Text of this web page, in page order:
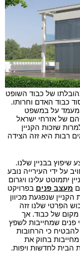
של כבוד השופט
כבוד האדם וחרותו.
מעמד על במשפט
של אזרחי ישראל
שזכות הקניין
רבות היא זזה הצידה
שיפוץ בבניין שלנו.
על ידי העירייה נובע
יתמוטט עלינו ויגרום
מעצב פנים בפרויקט
שנפגעת מכיוון
הפרטי שלנו זזה
מקום של כבוד. אך
פנים שמחייבות לשפץ
להבטיח כי הרחובות
מחייבות בחוק את
הבית לחדשות ויפות.